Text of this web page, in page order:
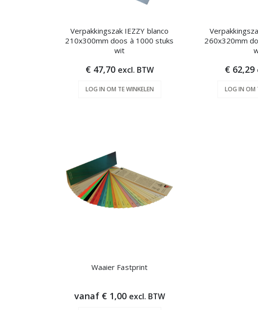
Verpakkingszak IEZZY blanco
210x300mm doos à 1000 stuks
wit
€ 47,70 excl. BTW
LOG IN OM TE WINKELEN
260x320mm
€ 62,29
LOG IN OM
Waaier Fastprint
vanaf € 1,00 excl. BTW